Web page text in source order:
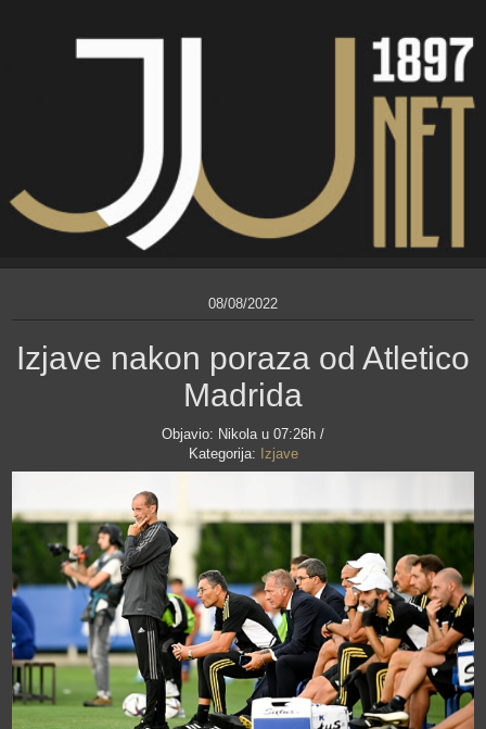
08/08/2022
Izjave nakon poraza od Atletico
Madrida
Objavio: Nikola u 07:26h /
Kategorija: Izjave